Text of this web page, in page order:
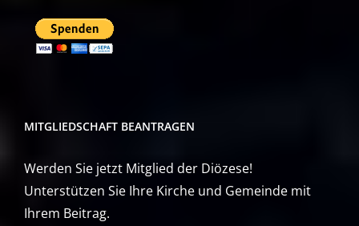
MITGLIEDSCHAFT BEANTRAGEN
Werden Sie jetzt Mitglied der Diözese!
Unterstützen Sie Ihre Kirche und Gemeinde mit
Ihrem Beitrag.